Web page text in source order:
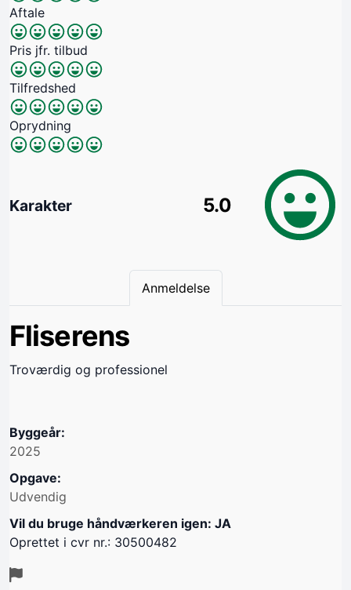
Aftale
Pris jfr. tilbud
Tilfredshed
Oprydning
Karakter 5.0
Anmeldelse
Fliserens
Troværdig og professionel
Byggeår:
2025
Opgave:
Udvendig
Vil du bruge håndværkeren igen: JA
Oprettet i cvr nr.: 30500482